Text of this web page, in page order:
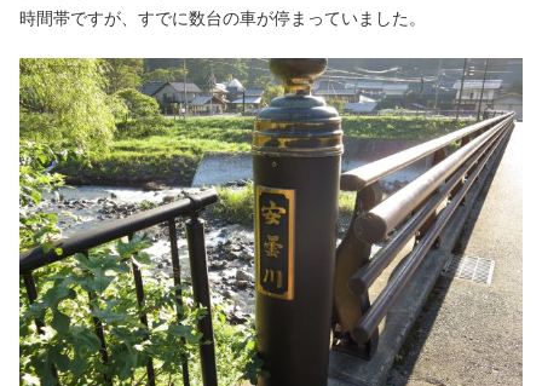
時間帯ですが、すでに数台の車が停まっていました。